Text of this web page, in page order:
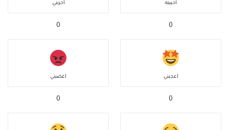
أحببته
0
أحزنني
0
أعجبني
0
أغضبني
0